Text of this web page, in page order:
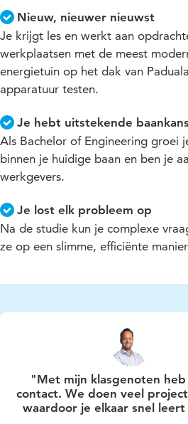
Nieuw, nieuwer nieuwst
Je krijgt les en werkt aan
werkplaatsen met de meest
energietuin op het dak van
apparatuur testen.
Je hebt uitstekende
Als Bachelor of Engineering groei
binnen je huidige baan en ben je
werkgevers.
Je lost elk probleem op
Na de studie kun je complexe
ze op een slimme, efficiënte
"Met mijn klasgenoten
contact. We doen veel
waardoor je elkaar snel